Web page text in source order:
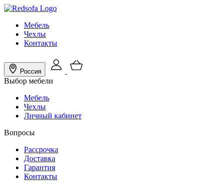
Мебель
Чехлы
Контакты
Россия
Выбор мебели
Мебель
Чехлы
Личный кабинет
Вопросы
Рассрочка
Доставка
Гарантия
Контакты